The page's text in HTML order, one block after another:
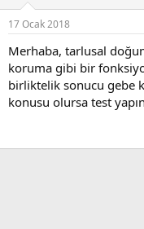
17 Ocak 2018
Merhaba, tarlusal
koruma gibi bir
birliktelik sonucu gebe
konusu olursa test